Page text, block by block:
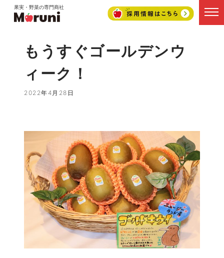
果実・野菜の専門商社
もうすぐゴールデンウ
ィーク！
2022年4月28日